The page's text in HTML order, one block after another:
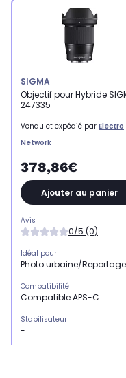
SIGMA
Objectif pour Hybride
247335
Vendu et expédié par Electro
Network
378,86€
Ajouter au panier
Avis
0/5 (0)
Idéal pour
Photo urbaine/Reportage
Compatibilité
Compatible APS-C
Stabilisateur
-